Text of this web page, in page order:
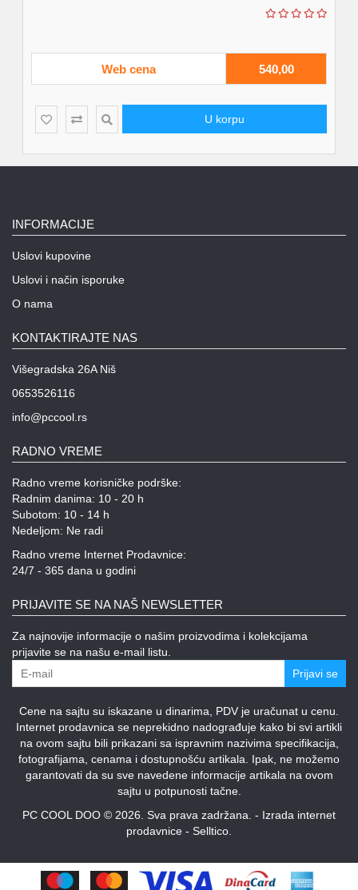
Web cena 540,00
U korpu
INFORMACIJE
Uslovi kupovine
Uslovi i način isporuke
O nama
KONTAKTIRAJTE NAS
Višegradska 26A Niš
0653526116
info@pccool.rs
RADNO VREME
Radno vreme korisničke podrške:
Radnim danima: 10 - 20 h
Subotom: 10 - 14 h
Nedeljom: Ne radi
Radno vreme Internet Prodavnice:
24/7 - 365 dana u godini
PRIJAVITE SE NA NAŠ NEWSLETTER
Za najnovije informacije o našim proizvodima i kolekcijama
prijavite se na našu e-mail listu.
Prijavi se
Cene na sajtu su iskazane u dinarima, PDV je uračunat u cenu.
Internet prodavnica se neprekidno nadograđuje kako bi svi artikli
na ovom sajtu bili prikazani sa ispravnim nazivima specifikacija,
fotografijama, cenama i dostupnošću artikala. Ipak, ne možemo
garantovati da su sve navedene informacije artikala na ovom
sajtu u potpunosti tačne.
PC COOL DOO © 2026. Sva prava zadržana. - Izrada internet
prodavnice - Selltico.